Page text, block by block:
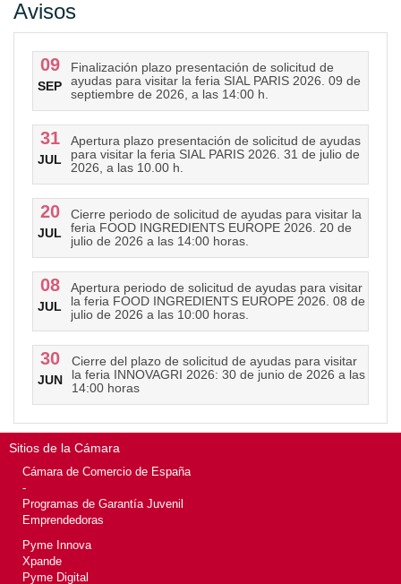
Avisos
09
SEP
Finalización plazo presentación de solicitud de
ayudas para visitar la feria SIAL PARIS 2026. 09 de
septiembre de 2026, a las 14:00 h.
31
JUL
Apertura plazo presentación de solicitud de ayudas
para visitar la feria SIAL PARIS 2026. 31 de julio de
2026, a las 10.00 h.
20
JUL
Cierre periodo de solicitud de ayudas para visitar la
feria FOOD INGREDIENTS EUROPE 2026. 20 de
julio de 2026 a las 14:00 horas.
08
JUL
Apertura periodo de solicitud de ayudas para visitar
la feria FOOD INGREDIENTS EUROPE 2026. 08 de
julio de 2026 a las 10:00 horas.
30
JUN
Cierre del plazo de solicitud de ayudas para visitar
la feria INNOVAGRI 2026: 30 de junio de 2026 a las
14:00 horas
Sitios de la Cámara
Cámara de Comercio de España
-
Programas de Garantía Juvenil
Emprendedoras
Pyme Innova
Xpande
Pyme Digital